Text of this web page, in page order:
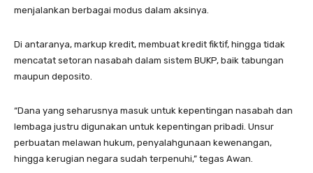
menjalankan berbagai modus dalam aksinya.
Di antaranya, markup kredit, membuat kredit fiktif, hingga tidak
mencatat setoran nasabah dalam sistem BUKP, baik tabungan
maupun deposito.
“Dana yang seharusnya masuk untuk kepentingan nasabah dan
lembaga justru digunakan untuk kepentingan pribadi. Unsur
perbuatan melawan hukum, penyalahgunaan kewenangan,
hingga kerugian negara sudah terpenuhi,” tegas Awan.